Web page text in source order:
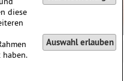
diese
haben.
Auswahl erlauben